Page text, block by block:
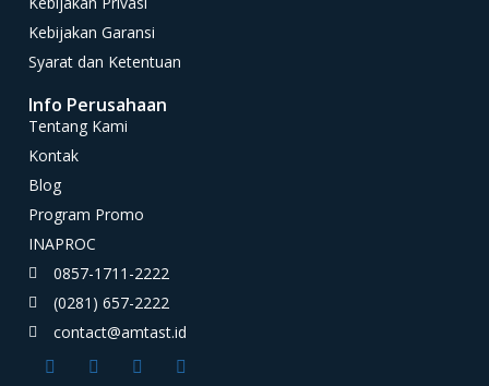
Kebijakan Garansi
Syarat dan Ketentuan
Info Perusahaan
Tentang Kami
Kontak
Blog
Program Promo
INAPROC
0857-1711-2222
(0281) 657-2222
contact@amtast.id